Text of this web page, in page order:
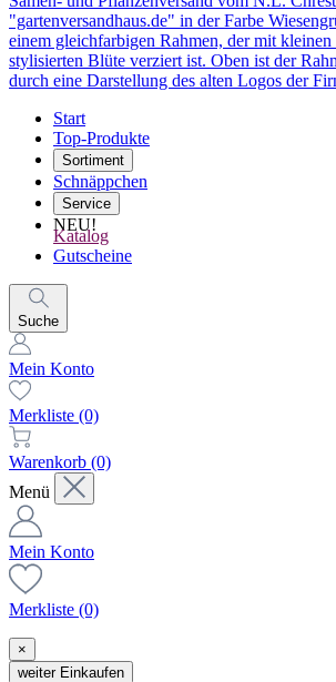
Start
Top-Produkte
Sortiment
Schnäppchen
Service
NEU!
Katalog
Gutscheine
Suche
Mein Konto
Merkliste (0)
Warenkorb (0)
Menü
Mein Konto
Merkliste (0)
×
weiter Einkaufen